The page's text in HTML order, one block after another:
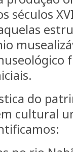
séculos
do
cultural